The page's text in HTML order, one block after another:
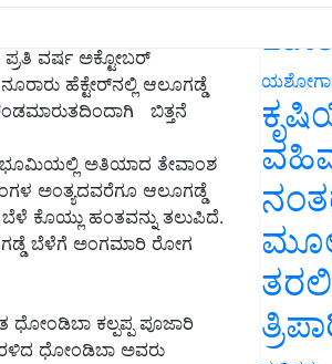
ರೋಗ
ಪ್ರತಿ ವರ್ಷ ಅಕ್ಟೋಬರ್
ಹೆಕ್ಟೇರ್‌ನಲ್ಲಿ ಆಲೂಗಡ್ಡೆ
ಬಿತ್ತನೆ
ಭೂಮಿಯಲ್ಲಿ ಅತಿಯಾದ ತೇವಾಂಶ
ಅಂತ್ಯದವರೆಗೂ ಆಲೂಗಡ್ಡೆ
ಕೊಯ್ಲು ಹಂತವನ್ನು ತಲುಪಿದೆ.
ಬೆಳೆಗೆ ಅಂಗಮಾರಿ ರೋಗ
ಕಲ್ಪಪ್ಪ ಪೂಜಾರಿ
ಧೋಂಡಿಬಾ ಅವರು